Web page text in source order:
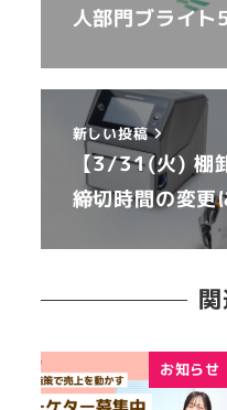
人部門ブライ
新しい投稿
【3/31(火) 棚
締切時間の変
お知らせ